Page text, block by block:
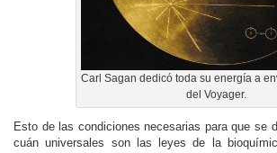
Carl Sagan dedicó toda su energía a
del Voyager.
Esto de las condiciones necesarias para que se
cuán universales son las leyes de la